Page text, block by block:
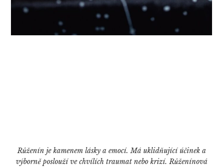
Růženín je kamenem lásky a emocí. Má uklidňující účinek a
výborně poslouží ve chvílích traumat nebo krizí. Růženínová